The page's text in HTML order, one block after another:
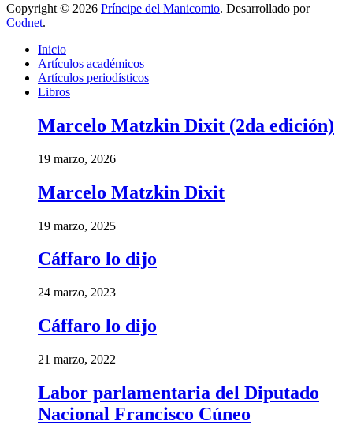
Copyright © 2026 Príncipe del Manicomio. Desarrollado por
Codnet.
Inicio
Artículos académicos
Artículos periodísticos
Libros
Marcelo Matzkin Dixit (2da edición)
19 marzo, 2026
Marcelo Matzkin Dixit
19 marzo, 2025
Cáffaro lo dijo
24 marzo, 2023
Cáffaro lo dijo
21 marzo, 2022
Labor parlamentaria del Diputado
Nacional Francisco Cúneo